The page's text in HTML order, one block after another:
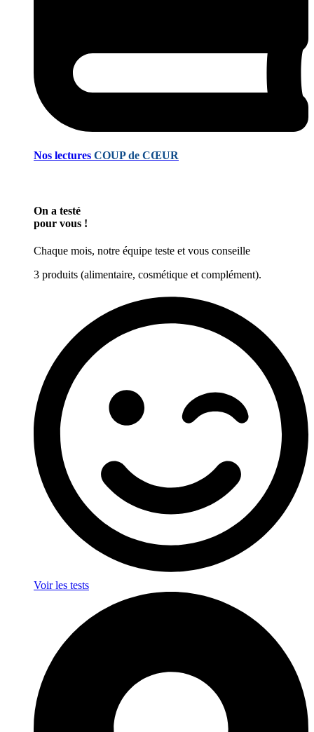
Nos lectures COUP de CŒUR
On a testé
pour vous !
Chaque mois, notre équipe teste et vous conseille
3 produits (alimentaire, cosmétique et complément).
Voir les tests